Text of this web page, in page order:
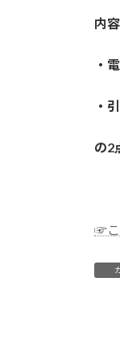
内
・
・
の2
☞こ